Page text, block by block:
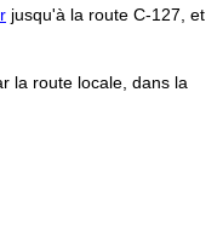
jusqu'à la route C-127, et
la route locale, dans la